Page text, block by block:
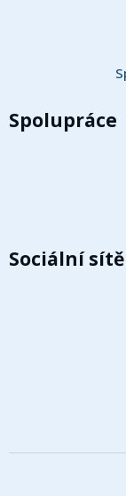
Spolupráce
Sociální sítě